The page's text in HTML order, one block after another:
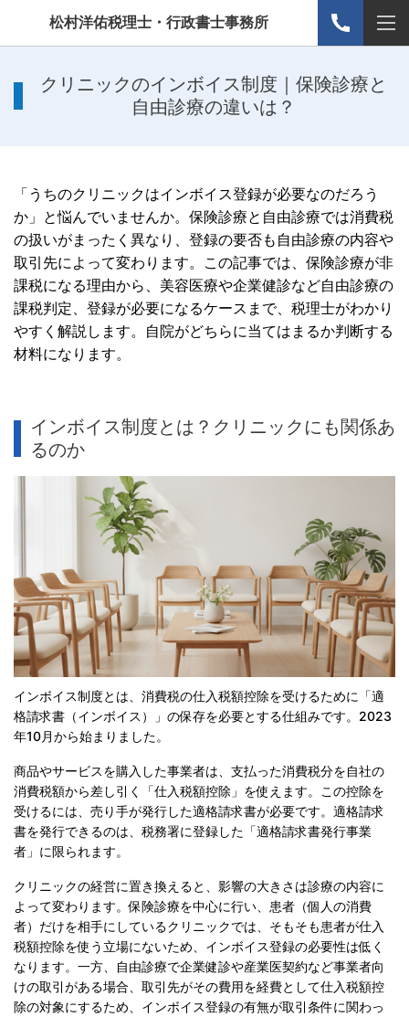
松村洋佑税理士・行政書士事務所
クリニックのインボイス制度｜保険診療と
自由診療の違いは？
「うちのクリニックはインボイス登録が必要なのだろう
か」と悩んでいませんか。保険診療と自由診療では消費税
の扱いがまったく異なり、登録の要否も自由診療の内容や
取引先によって変わります。この記事では、保険診療が非
課税になる理由から、美容医療や企業健診など自由診療の
課税判定、登録が必要になるケースまで、税理士がわかり
やすく解説します。自院がどちらに当てはまるか判断する
材料になります。
インボイス制度とは？クリニックにも関係あ
るのか
インボイス制度とは、消費税の仕入税額控除を受けるために「適
格請求書（インボイス）」の保存を必要とする仕組みです。2023
年10月から始まりました。
商品やサービスを購入した事業者は、支払った消費税分を自社の
消費税額から差し引く「仕入税額控除」を使えます。この控除を
受けるには、売り手が発行した適格請求書が必要です。適格請求
書を発行できるのは、税務署に登録した「適格請求書発行事業
者」に限られます。
クリニックの経営に置き換えると、影響の大きさは診療の内容に
よって変わります。保険診療を中心に行い、患者（個人の消費
者）だけを相手にしているクリニックでは、そもそも患者が仕入
税額控除を使う立場にないため、インボイス登録の必要性は低く
なります。一方、自由診療で企業健診や産業医契約など事業者向
けの取引がある場合、取引先がその費用を経費として仕入税額控
除の対象にするため、インボイス登録の有無が取引条件に関わっ